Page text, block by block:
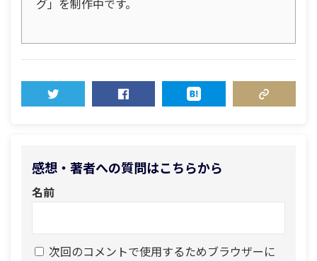
感想・著者への質問はこちらから
名前
次回のコメントで使用するためブラウザーに